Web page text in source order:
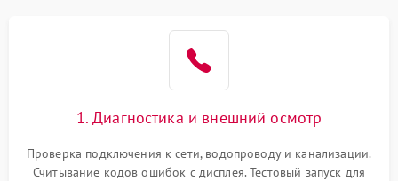
1. Диагностика и внешний осмотр
Проверка подключения к сети, водопроводу и канализации.
Считывание кодов ошибок с дисплея. Тестовый запуск для